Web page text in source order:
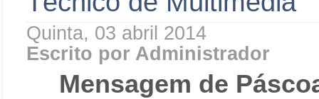
Quinta, 03 abril 2014
Escrito por Administrador
Mensagem de